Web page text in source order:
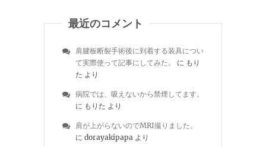
最近のコメント
肩腱板断裂手術後に到着する装具につい
て実際使って記事にしてみた。
に もり
た より
病院では、吸えないから禁煙してます。
に もりた より
肩が上がらないのでMRI撮りました。
に dorayakipapa より